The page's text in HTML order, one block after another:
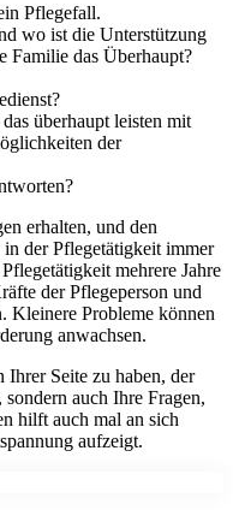
Pflegefall.
wo ist die Unterstützung
Familie das Überhaupt?
überhaupt leisten mit
der
erhalten, und den
der Pflegetätigkeit immer
mehrere Jahre
der Pflegeperson und
Kleinere Probleme können
anwachsen.
Ihrer Seite zu haben, der
auch Ihre Fragen,
hilft auch mal an sich
aufzeigt.